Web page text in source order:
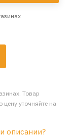
Товар
уточняйте на
описании?